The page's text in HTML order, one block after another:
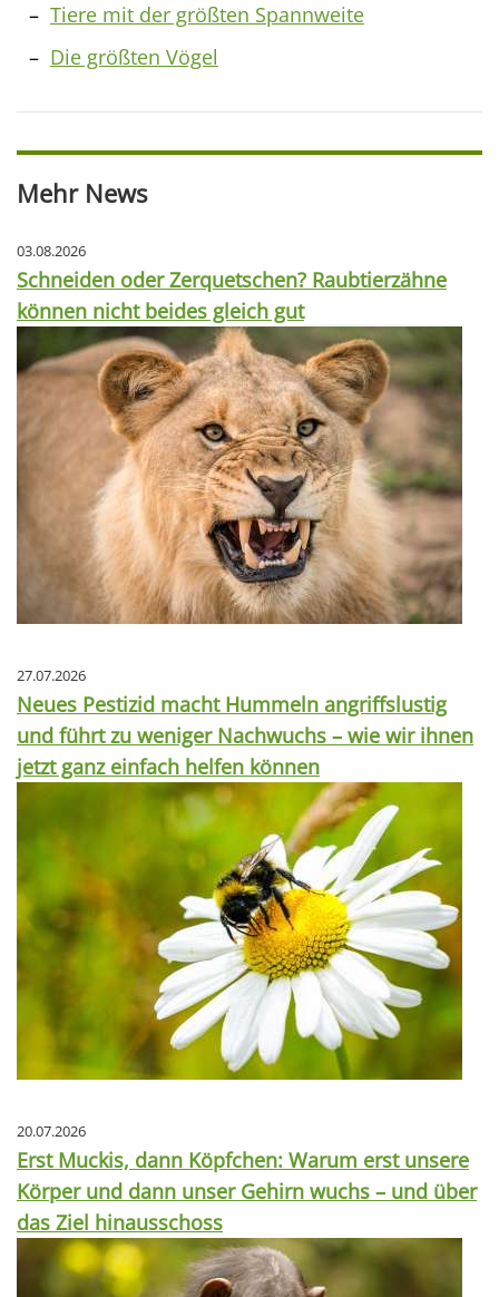
Tiere mit der größten Spannweite
Die größten Vögel
Mehr News
03.08.2026
Schneiden oder Zerquetschen? Raubtierzähne
können nicht beides gleich gut
27.07.2026
Neues Pestizid macht Hummeln angriffslustig
und führt zu weniger Nachwuchs – wie wir ihnen
jetzt ganz einfach helfen können
20.07.2026
Erst Muckis, dann Köpfchen: Warum erst unsere
Körper und dann unser Gehirn wuchs – und über
das Ziel hinausschoss